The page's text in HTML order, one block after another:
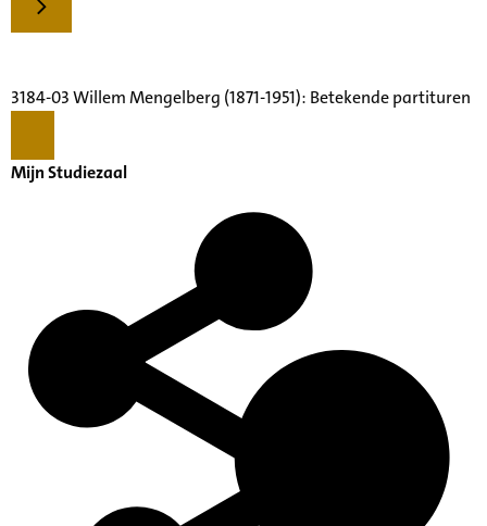
3184-03 Willem Mengelberg (1871-1951): Betekende partituren
Mijn Studiezaal